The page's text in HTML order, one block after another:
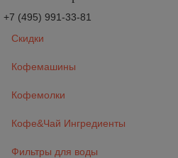
+7 (495) 991-33-81
Скидки
Кофемашины
Кофемолки
Кофе&Чай Ингредиенты
Фильтры для воды